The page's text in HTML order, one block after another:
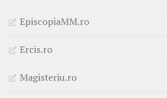
EpiscopiaMM.ro
Ercis.ro
Magisteriu.ro